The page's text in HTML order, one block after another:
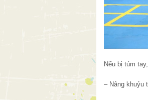
Nếu bị túm
– Nâng khuỷu